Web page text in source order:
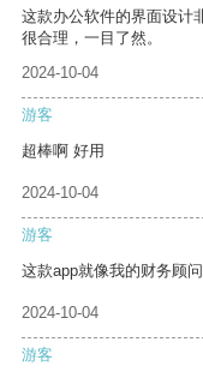
这款办公软件的界面设计
很合理，一目了然。
2024-10-04
游客
超棒啊 好用
2024-10-04
游客
这款app就像我的财务顾
2024-10-04
游客